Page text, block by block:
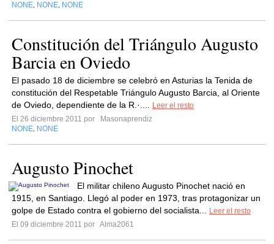
NONE NONE NONE
Constitución del Triángulo Augusto
Barcia en Oviedo
El pasado 18 de diciembre se celebró en Asturias la Tenida de
constitución del Respetable Triángulo Augusto Barcia, al Oriente
de Oviedo, dependiente de la R.·....
Leer el resto
El 26 diciembre 2011 por
Masonaprendiz
NONE NONE
Augusto Pinochet
El militar chileno Augusto Pinochet nació en
1915, en Santiago. Llegó al poder en 1973, tras protagonizar un
golpe de Estado contra el gobierno del socialista...
Leer el resto
El 09 diciembre 2011 por Alma2061